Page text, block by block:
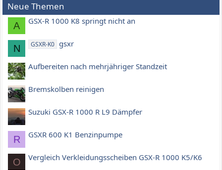
Neue Themen
A GSX-R 1000 K8 springt nicht an
N GSXR-K0 gsxr
Aufbereiten nach mehrjähriger Standzeit
Bremskolben reinigen
Suzuki GSX-R 1000 R L9 Dämpfer
R GSXR 600 K1 Benzinpumpe
O Vergleich Verkleidungsscheiben GSX-R 1000 K5/K6